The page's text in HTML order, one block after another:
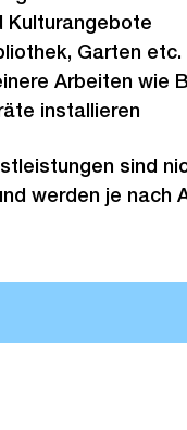
Kulturangebote
Garten etc.
Arbeiten wie
installieren
sind
werden je nach